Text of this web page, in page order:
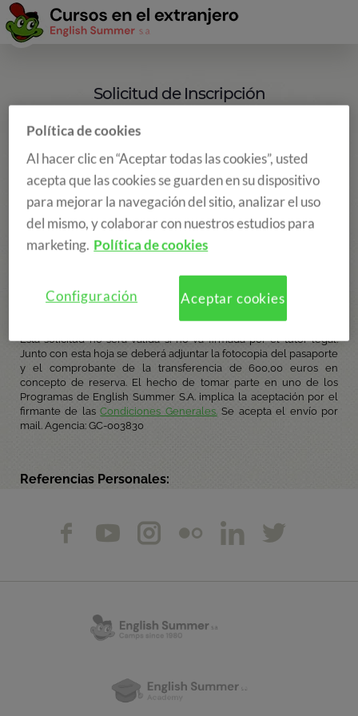
Solicitud de Inscripción
Política de cookies
Al hacer clic en “Aceptar todas las cookies”, usted
acepta que las cookies se guarden en su dispositivo
para mejorar la navegación del sitio, analizar el uso
del mismo, y colaborar con nuestros estudios para
marketing. Política de cookies
Aceptar cookies
Configuración